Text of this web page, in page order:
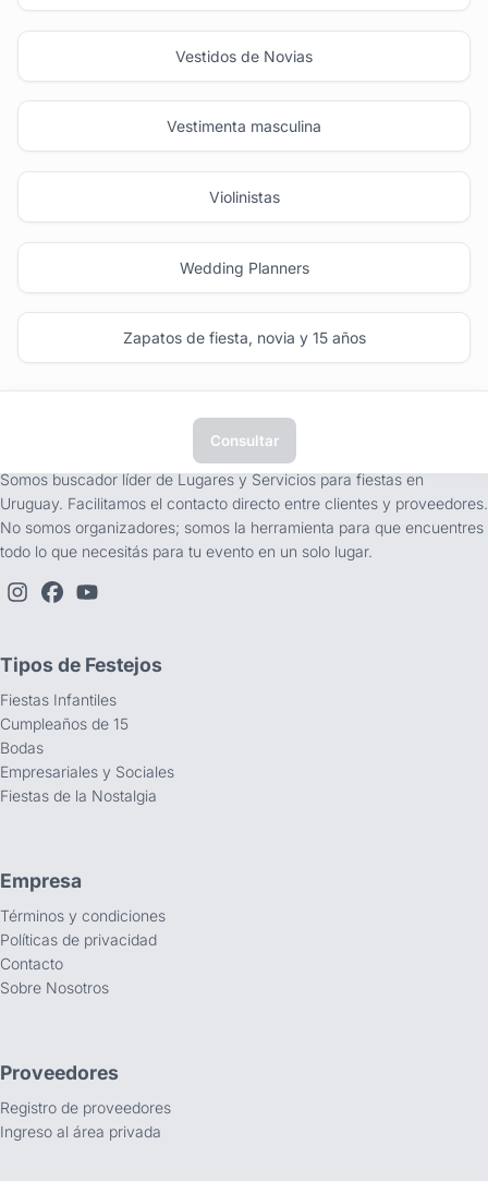
Vestidos de Novias
Vestimenta masculina
Violinistas
Wedding Planners
Zapatos de fiesta, novia y 15 años
Consultar
Somos buscador líder de Lugares y Servicios para fiestas en
Uruguay. Facilitamos el contacto directo entre clientes y proveedores.
No somos organizadores; somos la herramienta para que encuentres
todo lo que necesitás para tu evento en un solo lugar.
Tipos de Festejos
Fiestas Infantiles
Cumpleaños de 15
Bodas
Empresariales y Sociales
Fiestas de la Nostalgia
Empresa
Términos y condiciones
Políticas de privacidad
Contacto
Sobre Nosotros
Proveedores
Registro de proveedores
Ingreso al área privada